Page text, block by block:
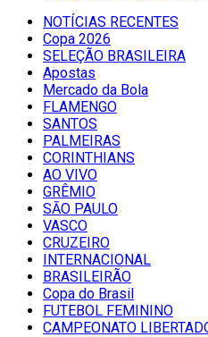
NOTÍCIAS RECENTES
Copa 2026
SELEÇÃO BRASILEIRA
Apostas
Mercado da Bola
FLAMENGO
SANTOS
PALMEIRAS
CORINTHIANS
AO VIVO
GRÊMIO
SĀO PAULO
VASCO
CRUZEIRO
INTERNACIONAL
BRASILEIRÃO
Copa do Brasil
FUTEBOL FEMININO
CAMPEONATO